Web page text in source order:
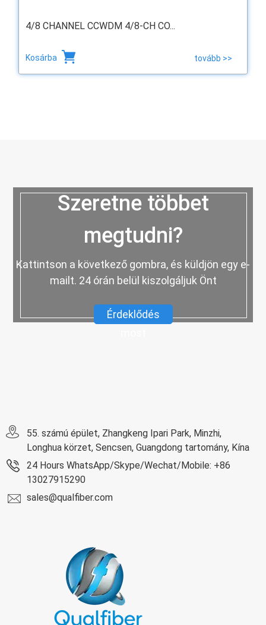
4/8 CHANNEL CCWDM 4/8-CH CO...
Kosárba tovább >>
Szeretne többet
megtudni?
Kattintson a következő gombra, és küldjön egy e-
mailt. 24 órán belül kiszolgáljuk Önt
Érdeklődés
55. számú épület, Zhangkeng Ipari Park, Minzhi,
Longhua körzet, Sencsen, Guangdong tartomány, Kína
24 Hours WhatsApp/Skype/Wechat/Mobile: +86
13027915290
sales@qualfiber.com